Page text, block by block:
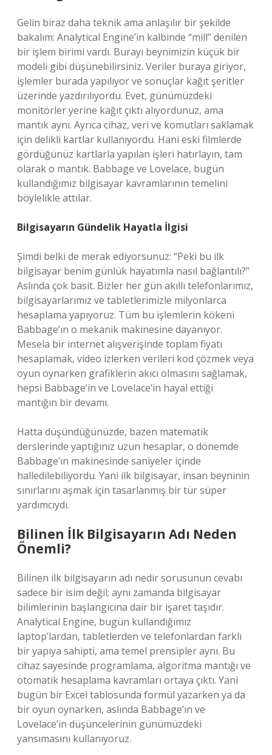
Gelin biraz daha teknik ama anlaşılır bir şekilde
bakalım: Analytical Engine’in kalbinde “mill” denilen
bir işlem birimi vardı. Burayı beynimizin küçük bir
modeli gibi düşünebilirsiniz. Veriler buraya giriyor,
işlemler burada yapılıyor ve sonuçlar kağıt şeritler
üzerinde yazdırılıyordu. Evet, günümüzdeki
monitörler yerine kağıt çıktı alıyordunuz, ama
mantık aynı. Ayrıca cihaz, veri ve komutları saklamak
için delikli kartlar kullanıyordu. Hani eski filmlerde
gördüğünüz kartlarla yapılan işleri hatırlayın, tam
olarak o mantık. Babbage ve Lovelace, bugün
kullandığımız bilgisayar kavramlarının temelini
böylelikle attılar.
Bilgisayarın Gündelik Hayatla İlgisi
Şimdi belki de merak ediyorsunuz: “Peki bu ilk
bilgisayar benim günlük hayatımla nasıl bağlantılı?”
Aslında çok basit. Bizler her gün akıllı telefonlarımız,
bilgisayarlarımız ve tabletlerimizle milyonlarca
hesaplama yapıyoruz. Tüm bu işlemlerin kökeni
Babbage’ın o mekanik makinesine dayanıyor.
Mesela bir internet alışverişinde toplam fiyatı
hesaplamak, video izlerken verileri kod çözmek veya
oyun oynarken grafiklerin akıcı olmasını sağlamak,
hepsi Babbage’in ve Lovelace’in hayal ettiği
mantığın bir devamı.
Hatta düşündüğünüzde, bazen matematik
derslerinde yaptığınız uzun hesaplar, o dönemde
Babbage’ın makinesinde saniyeler içinde
halledilebiliyordu. Yani ilk bilgisayar, insan beyninin
sınırlarını aşmak için tasarlanmış bir tür süper
yardımcıydı.
Bilinen İlk Bilgisayarın Adı Neden
Önemli?
Bilinen ilk bilgisayarın adı nedir sorusunun cevabı
sadece bir isim değil; aynı zamanda bilgisayar
bilimlerinin başlangıcına dair bir işaret taşıdır.
Analytical Engine, bugün kullandığımız
laptop’lardan, tabletlerden ve telefonlardan farklı
bir yapıya sahipti, ama temel prensipler aynı. Bu
cihaz sayesinde programlama, algoritma mantığı ve
otomatik hesaplama kavramları ortaya çıktı. Yani
bugün bir Excel tablosunda formül yazarken ya da
bir oyun oynarken, aslında Babbage’ın ve
Lovelace’in düşüncelerinin günümüzdeki
yansımasını kullanıyoruz.